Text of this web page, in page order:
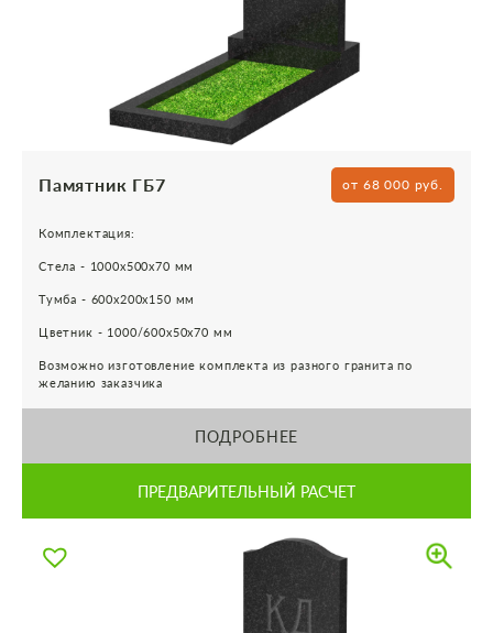
Памятник ГБ7 от 68 000 руб.
Комплектация:
Стела - 1000х500х70 мм
Тумба - 600х200х150 мм
Цветник - 1000/600х50х70 мм
Возможно изготовление комплекта из разного гранита по
желанию заказчика
ПОДРОБНЕЕ
ПРЕДВАРИТЕЛЬНЫЙ РАСЧЕТ